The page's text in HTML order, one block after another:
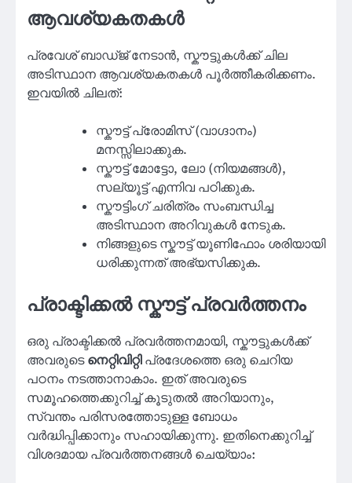
ആവശ്യകതകള്‍
പ്രവേശ് ബാഡ്ജ് നേടാൻ, സ്കൗട്ടുകൾക്ക് ചില
അടിസ്ഥാന ആവശ്യകതകൾ പൂർത്തീകരിക്കണം.
ഇവയിൽ ചിലത്:
സ്കൗട്ട് പ്രോമിസ് (വാഗ്ദാനം)
മനസ്സിലാക്കുക.
സ്കൗട്ട് മോട്ടോ, ലോ (നിയമങ്ങൾ),
സല്യൂട്ട് എന്നിവ പഠിക്കുക.
സ്കൗട്ടിംഗ് ചരിത്രം സംബന്ധിച്ച
അടിസ്ഥാന അറിവുകൾ നേടുക.
നിങ്ങളുടെ സ്കൗട്ട് യൂണിഫോം ശരിയായി
ധരിക്കുന്നത് അഭ്യസിക്കുക.
പ്രാക്ടിക്കൽ സ്കൗട്ട് പ്രവർത്തനം
ഒരു പ്രാക്ടിക്കൽ പ്രവർത്തനമായി, സ്കൗട്ടുകൾക്ക്
അവരുടെനെറ്റിവിറ്റിപ്രദേശത്തെ ഒരു ചെറിയ
പഠനം നടത്താനാകാം. ഇത് അവരുടെ
സമൂഹത്തെക്കുറിച്ച് കൂടുതൽ അറിയാനും,
സ്വന്തം പരിസരത്തോടുള്ള ബോധം
വർദ്ധിപ്പിക്കാനും സഹായിക്കുന്നു. ഇതിനെക്കുറിച്ച്
വിശദമായ പ്രവർത്തനങ്ങൾ ചെയ്യാം: